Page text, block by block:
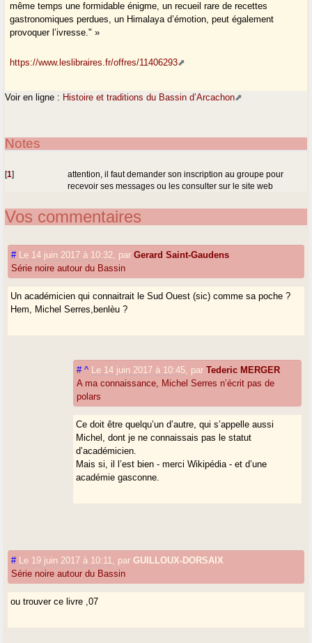
même temps une formidable énigme, un recueil rare de recettes
gastronomiques perdues, un Himalaya d’émotion, peut également
provoquer l’ivresse." »
https://www.leslibraires.fr/offres/11406293
Voir en ligne : Histoire et traditions du Bassin d’Arcachon
Notes
[1]
attention, il faut demander son inscription au groupe pour
recevoir ses messages ou les consulter sur le site web
Vos commentaires
# Le 14 juin 2017 à 10:32 parGerard Saint-Gaudens
Série noire autour du Bassin
Un académicien qui connaitrait le Sud Ouest (sic) comme sa poche ?
Hem, Michel Serres,benlèu ?
# ^ Le 14 juin 2017 à 10:45 parTederic MERGER
A ma connaissance, Michel Serres n’écrit pas de
polars
Ce doit être quelqu’un d’autre, qui s’appelle aussi
Michel, dont je ne connaissais pas le statut
d’académicien.
Mais si, il l’est bien - merci Wikipédia - et d’une
académie gasconne.
# Le 19 juin 2017 à 10:11 parGUILLOUX-DORSAIX
Série noire autour du Bassin
ou trouver ce livre ,07